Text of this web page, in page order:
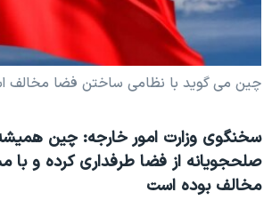
فرهنگ و زندگی
حقوق شهروندی
اقتصادی
اسرائیل در جنگ
گالری عکس
مستندها
انتخابات ریاست جمهوری آمریکا ۲۰۲۴
حمله جمهوری اسلامی به اسرائیل
ورزش زنان در ایران
اعتراضات زن، زندگی، آزادی
دنبال کنید
زبانهای مختلف
چین می گوید با نظامی ساختن فضا مخالف
سخنگوی وزارت امور خارجه: چین همیشه
صلحجویانه از فضا طرفداری کرده و
مخالف بوده است